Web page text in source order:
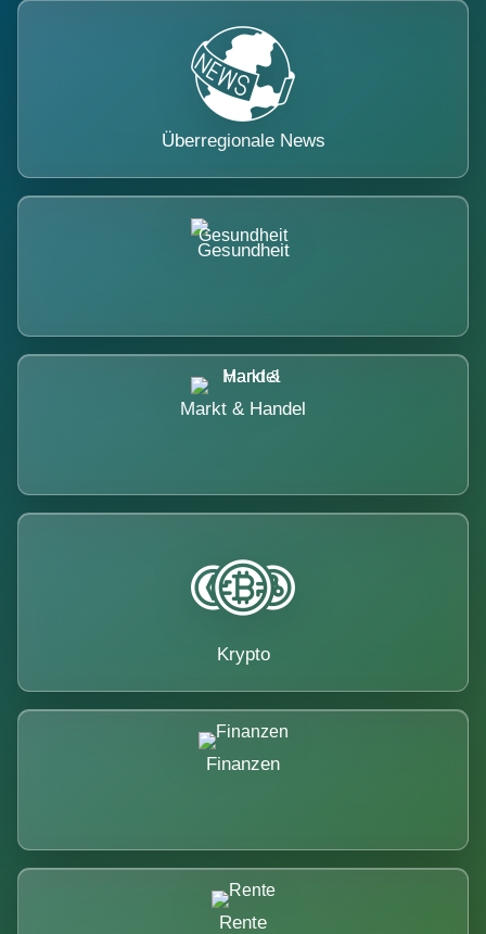
Überregionale News
Gesundheit
Markt & Handel
Krypto
Finanzen
Rente